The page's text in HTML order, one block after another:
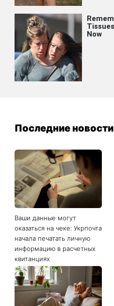
Последние новости
Ваши данные могут
оказаться на чеке: Укрпочта
начала печатать личную
информацию в расчетных
квитанциях